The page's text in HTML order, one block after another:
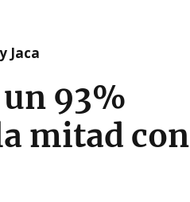
Jaca
93%
mitad con